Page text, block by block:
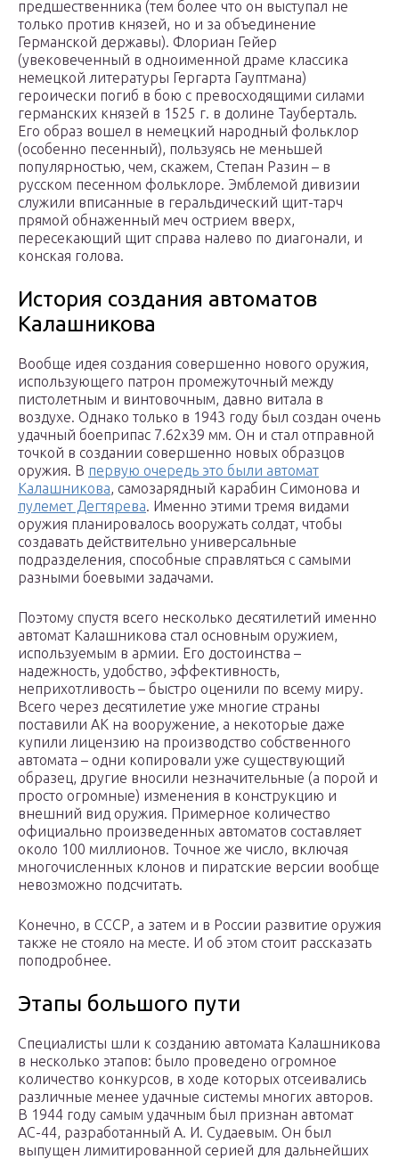
предшественника (тем более что он выступал не
только против князей, но и за объединение
Германской державы). Флориан Гейер
(увековеченный в одноименной драме классика
немецкой литературы Гергарта Гауптмана)
героически погиб в бою с превосходящими силами
германских князей в 1525 г. в долине Тауберталь.
Его образ вошел в немецкий народный фольклор
(особенно песенный), пользуясь не меньшей
популярностью, чем, скажем, Степан Разин – в
русском песенном фольклоре. Эмблемой дивизии
служили вписанные в геральдический щит-тарч
прямой обнаженный меч острием вверх,
пересекающий щит справа налево по диагонали, и
конская голова.
История создания автоматов
Калашникова
Вообще идея создания совершенно нового оружия,
использующего патрон промежуточный между
пистолетным и винтовочным, давно витала в
воздухе. Однако только в 1943 году был создан очень
удачный боеприпас 7.62х39 мм. Он и стал отправной
точкой в создании совершенно новых образцов
оружия. В первую очередь это были автомат
Калашникова, самозарядный карабин Симонова и
пулемет Дегтярева. Именно этими тремя видами
оружия планировалось вооружать солдат, чтобы
создавать действительно универсальные
подразделения, способные справляться с самыми
разными боевыми задачами.
Поэтому спустя всего несколько десятилетий именно
автомат Калашникова стал основным оружием,
используемым в армии. Его достоинства –
надежность, удобство, эффективность,
неприхотливость – быстро оценили по всему миру.
Всего через десятилетие уже многие страны
поставили АК на вооружение, а некоторые даже
купили лицензию на производство собственного
автомата – одни копировали уже существующий
образец, другие вносили незначительные (а порой и
просто огромные) изменения в конструкцию и
внешний вид оружия. Примерное количество
официально произведенных автоматов составляет
около 100 миллионов. Точное же число, включая
многочисленных клонов и пиратские версии вообще
невозможно подсчитать.
Конечно, в СССР, а затем и в России развитие оружия
также не стояло на месте. И об этом стоит рассказать
поподробнее.
Этапы большого пути
Специалисты шли к созданию автомата Калашникова
в несколько этапов: было проведено огромное
количество конкурсов, в ходе которых отсеивались
различные менее удачные системы многих авторов.
В 1944 году самым удачным был признан автомат
АС-44, разработанный А. И. Судаевым. Он был
выпущен лимитированной серией для дальнейших